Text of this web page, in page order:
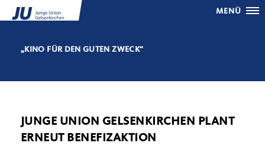
MENÜ
KINO FÜR DEN GUTEN ZWECK“
JUNGE UNION GELSENKIRCHEN PLANT
ERNEUT BENEFIZAKTION